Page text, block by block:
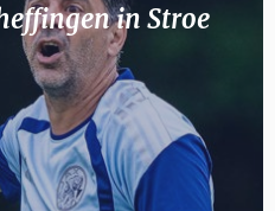
in Stroe